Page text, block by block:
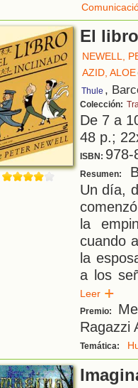
El
NEWELL,
AZID, ALOE
Thule ,
Colección:
De 7 a
48 p.;
ISBN: 978-
Resumen:
Un día,
la
cuando
la
a los
Leer
Premio:
Ragazzi
Temática: